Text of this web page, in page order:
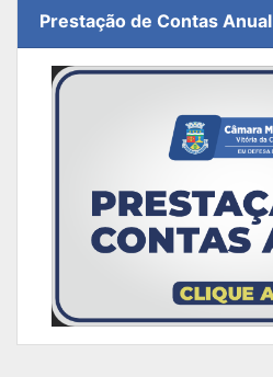
Prestação de Contas Anual